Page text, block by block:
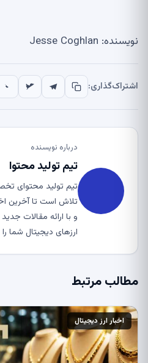
نویسنده: Jesse Coghlan
اشتراک‌گذاری:
درباره نویسنده
تیم تولید محتوا
تیم تولید محتوای
تلاش است تا آخرین
و با ارائه مقالات
ارزهای دیجیتال شما
مطالب مرتبط
اخبار ارز دیجیتال